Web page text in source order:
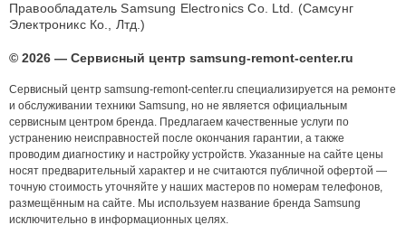
Правообладатель Samsung Electronics Co. Ltd. (Самсунг
Электроникс Ко., Лтд.)
© 2026 — Сервисный центр samsung-remont-center.ru
Сервисный центр samsung-remont-center.ru специализируется на ремонте
и обслуживании техники Samsung, но не является официальным
сервисным центром бренда. Предлагаем качественные услуги по
устранению неисправностей после окончания гарантии, а также
проводим диагностику и настройку устройств. Указанные на сайте цены
носят предварительный характер и не считаются публичной офертой —
точную стоимость уточняйте у наших мастеров по номерам телефонов,
размещённым на сайте. Мы используем название бренда Samsung
исключительно в информационных целях.